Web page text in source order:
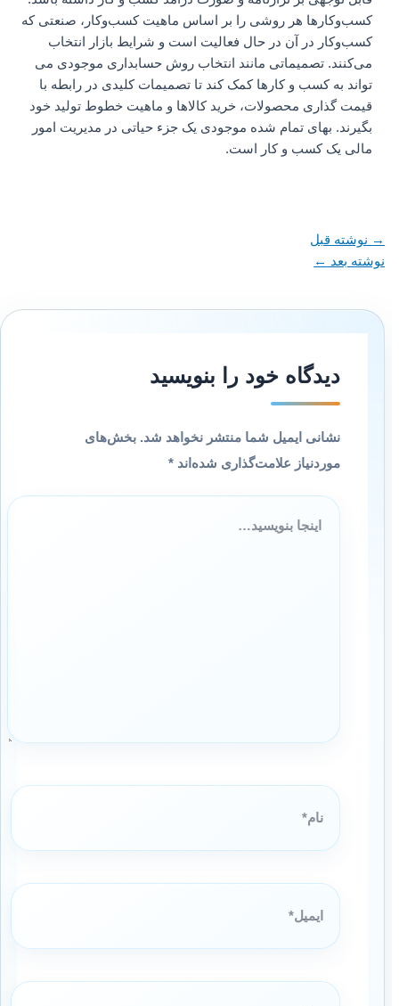
کسب‌وکارها هر روشی را بر اساس ماهیت کسب‌وکار، صنعتی که
کسب‌وکار در آن در حال فعالیت است و شرایط بازار انتخاب
می‌کنند. تصمیماتی مانند انتخاب روش حسابداری موجودی می
تواند به کسب و کارها کمک کند تا تصمیمات کلیدی در رابطه با
قیمت گذاری محصولات، خرید کالاها و ماهیت خطوط تولید خود
بگیرند. بهای تمام شده موجودی یک جزء حیاتی در مدیریت امور
مالی یک کسب و کار است.
→نوشته قبل
نوشته بعد←
دیدگاه‌ خود را بنویسید
نشانی ایمیل شما منتشر نخواهد شد. بخش‌های
موردنیاز علامت‌گذاری شده‌اند*
اینجا
بنویسید…
نام*
ایمیل*
وبگاه